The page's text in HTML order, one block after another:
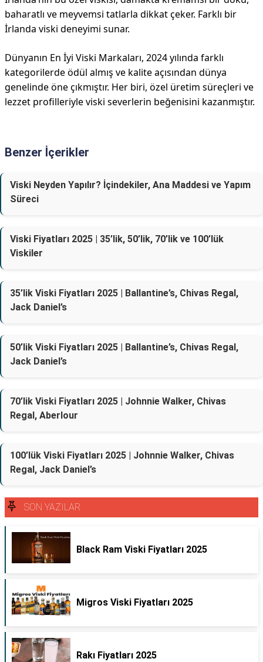
baharatlı ve meyvemsi tatlarla dikkat çeker. Farklı bir
İrlanda viski deneyimi sunar.
Dünyanın En İyi Viski Markaları, 2024 yılında farklı
kategorilerde ödül almış ve kalite açısından dünya
genelinde öne çıkmıştır. Her biri, özel üretim süreçleri ve
lezzet profilleriyle viski severlerin beğenisini kazanmıştır.
Benzer İçerikler
Viski Neyden Yapılır? İçindekiler, Ana Maddesi ve Yapım
Süreci
Viski Fiyatları 2025 | 35’lik, 50’lik, 70’lik ve 100’lük
Viskiler
35’lik Viski Fiyatları 2025 | Ballantine’s, Chivas Regal,
Jack Daniel’s
50’lik Viski Fiyatları 2025 | Ballantine’s, Chivas Regal,
Jack Daniel’s
70’lik Viski Fiyatları 2025 | Johnnie Walker, Chivas
Regal, Aberlour
100’lük Viski Fiyatları 2025 | Johnnie Walker, Chivas
Regal, Jack Daniel’s
SON YAZILAR
Black Ram Viski Fiyatları 2025
Migros Viski Fiyatları 2025
Rakı Fiyatları 2025